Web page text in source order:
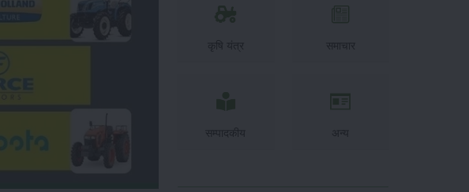
कृषि यंत्र समाचार
सम्पादकीय अन्य